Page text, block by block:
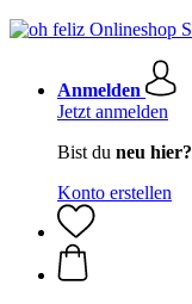
Anmelden
Jetzt anmelden
Bist du neu hier?
Konto erstellen